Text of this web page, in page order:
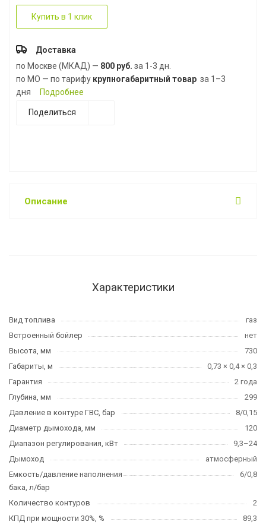
Купить в 1 клик
Доставка
по Москве (МКАД) — 800 руб. за 1-3 дн.
по МО — по тарифу крупногабаритный товар за 1–3
дня
Подробнее
Поделиться
Описание
Характеристики
Вид топлива
газ
Встроенный бойлер
нет
Высота, мм
730
Габариты, м
0,73 × 0,4 × 0,3
Гарантия
2 года
Глубина, мм
299
Давление в контуре ГВС, бар
8/0,15
Диаметр дымохода, мм
120
Диапазон регулирования, кВт
9,3–24
Дымоход
атмосферный
Емкость/давление наполнения
бака, л/бар
6/0,8
Количество контуров
2
КПД при мощности 30%, %
89,3